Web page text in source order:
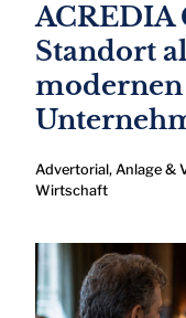
ACREDIA
Standort
Advertorial, Anlage &
Wirtschaft